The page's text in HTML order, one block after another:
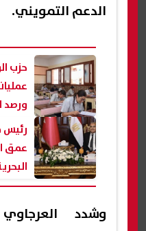
الدعم التمويني.
حزب
ورصد
رئيس
عمق
وشدد